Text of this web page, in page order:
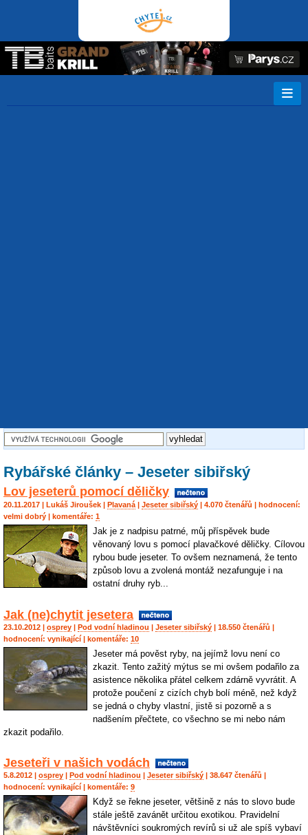
Rybářské články – Jeseter sibiřský
Lov jeseterů pomocí děličky
20.11.2017 | Lukáš Jiroušek | Plavaná | Jeseter sibiřský | 4.070 čtenářů | hodnocení:
velmi dobrý | komentáře: 1
Jak je z nadpisu patrné, můj příspěvek bude
věnovaný lovu s pomocí plavačkové děličky. Cílovou
rybou bude jeseter. To ovšem neznamená, že tento
způsob lovu a zvolená montáž nezafunguje i na
ostatní druhy ryb...
Jak (ne)chytit jesetera
23.10.2012 | osprey | Pod vodní hladinou | Jeseter sibiřský | 18.550 čtenářů |
hodnocení: vynikající | komentáře: 10
Jeseter má pověst ryby, na jejímž lovu není co
zkazit. Tento zažitý mýtus se mi ovšem podařilo za
asistence několika přátel celkem zdárně vyvrátit. A
protože poučení z cizích chyb bolí méně, než když
se jedná o chyby vlastní, jistě si pozorně a s
nadšením přečtete, co všechno se mi nebo nám
zkazit podařilo.
Jeseteři v našich vodách
5.8.2012 | osprey Pod vodní hladinou Jeseter sibiřský | 38.647 čtenářů |
hodnocení: vynikající | komentáře: 9
Když se řekne jeseter, většině z nás to slovo bude
stále ještě zavánět určitou exotikou. Pravidelní
návštěvníci soukromých revírů si už ale spíš vybaví